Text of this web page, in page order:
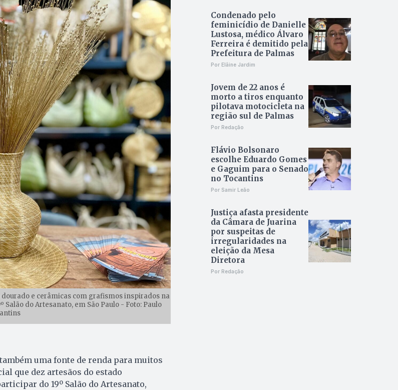
e cerâmicas com grafismos inspirados na
do Artesanato, em São Paulo - Foto: Paulo
uma fonte de renda para muitos
que dez artesãos do estado
do 19º Salão do Artesanato,
Condenado pelo
feminicídio de Danielle
Lustosa, médico Álvaro
Ferreira é demitido pela
Prefeitura de Palmas
Por Elâine Jardim
Jovem de 22 anos é
morto a tiros enquanto
pilotava motocicleta na
região sul de Palmas
Por Redação
Flávio Bolsonaro
escolhe Eduardo Gomes
e Gaguim para o Senado
no Tocantins
Por Samir Leão
Justiça afasta presidente
da Câmara de Juarina
por suspeitas de
irregularidades na
eleição da Mesa
Diretora
Por Redação